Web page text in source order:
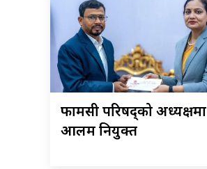
फार्मेसी परिषद्को अध्यक्षमा
आलम नियुक्त